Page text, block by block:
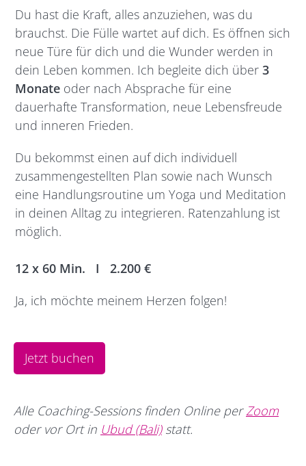
Du hast die Kraft, alles anzuziehen, was du
brauchst. Die Fülle wartet auf dich. Es öffnen sich
neue Türe für dich und die Wunder werden in
dein Leben kommen. Ich begleite dich über 3
Monate oder nach Absprache für eine
dauerhafte Transformation, neue Lebensfreude
und inneren Frieden.
Du bekommst einen auf dich individuell
zusammengestellten Plan sowie nach Wunsch
eine Handlungsroutine um Yoga und Meditation
in deinen Alltag zu integrieren. Ratenzahlung ist
möglich.
12 x 60 Min. I 2.200 €
Ja, ich möchte meinem Herzen folgen!
Jetzt buchen
Alle Coaching-Sessions finden Online perZoom
oder vor Ort in Ubud (Bali)statt.